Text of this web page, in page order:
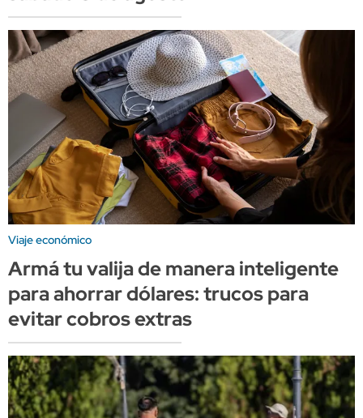
Viaje económico
Armá tu valija de manera inteligente
para ahorrar dólares: trucos para
evitar cobros extras